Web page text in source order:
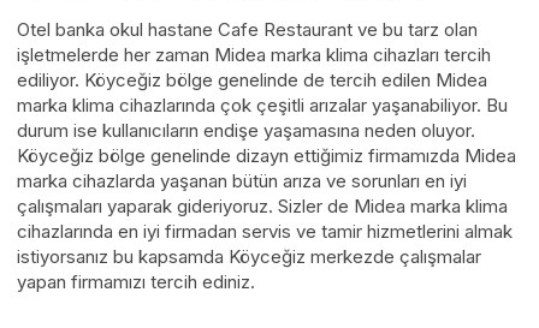
Otel banka okul hastane Cafe Restaurant ve bu tarz olan
işletmelerde her zaman Midea marka klima cihazları tercih
ediliyor. Köyceğiz bölge genelinde de tercih edilen Midea
marka klima cihazlarında çok çeşitli arızalar yaşanabiliyor. Bu
durum ise kullanıcıların endişe yaşamasına neden oluyor.
Köyceğiz bölge genelinde dizayn ettiğimiz firmamızda Midea
marka cihazlarda yaşanan bütün arıza ve sorunları en iyi
çalışmaları yaparak gideriyoruz. Sizler de Midea marka klima
cihazlarında en iyi firmadan servis ve tamir hizmetlerini almak
istiyorsanız bu kapsamda Köyceğiz merkezde çalışmalar
yapan firmamızı tercih ediniz.